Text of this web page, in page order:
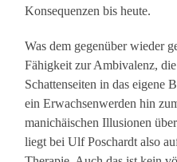
Konsequenzen bis heute.
Was dem gegenüber wieder
Fähigkeit zur Ambivalenz,
Schattenseiten in das eigene
ein Erwachsenwerden hin
manichäischen Illusionen
liegt bei Ulf Poschardt also